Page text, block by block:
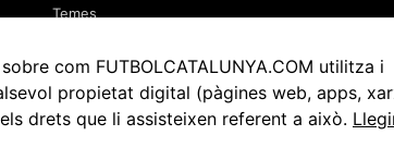
Temes
Avis Legal Política de Privacitat Política de
com FUTBOLCATALUNYA.COM utilitza i
propietat digital (pàgines web, apps,
drets que li assisteixen referent a això.